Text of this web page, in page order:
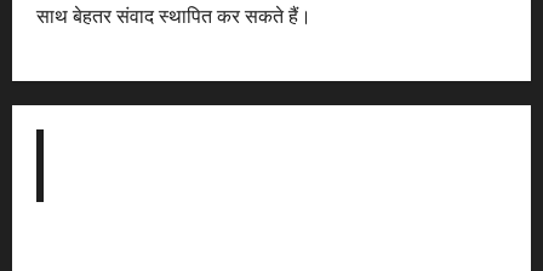
साथ बेहतर संवाद स्थापित कर सकते हैं।